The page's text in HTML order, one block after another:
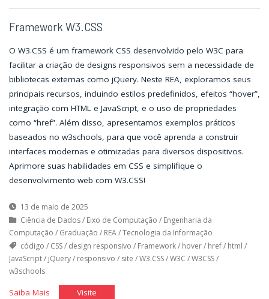
Framework W3.CSS
O W3.CSS é um framework CSS desenvolvido pelo W3C para
facilitar a criação de designs responsivos sem a necessidade de
bibliotecas externas como jQuery. Neste REA, exploramos seus
principais recursos, incluindo estilos predefinidos, efeitos “hover”,
integração com HTML e JavaScript, e o uso de propriedades
como “href”. Além disso, apresentamos exemplos práticos
baseados no w3schools, para que você aprenda a construir
interfaces modernas e otimizadas para diversos dispositivos.
Aprimore suas habilidades em CSS e simplifique o
desenvolvimento web com W3.CSS!
13 de maio de 2025
Ciência de Dados/ Eixo de Computação / Engenharia da
Computação / Graduação / REA/Tecnologia da Informação
código / CSS/ design responsivo / Framework/ hover/ href/ html /
JavaScript/ jQuery/ responsivo / site /W3.CSS/W3C /W3CSS/
w3schools
Saiba Mais"Framework
Visite"Framework